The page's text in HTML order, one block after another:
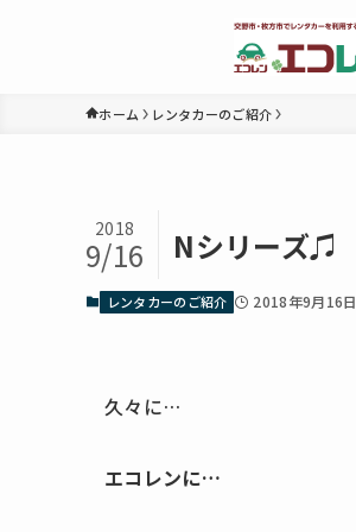
ホーム レンタカーのご紹介
Nシリーズ♫
2018
9/16
レンタカーのご紹介 2018年9月16日
久々に…
エコレンに…